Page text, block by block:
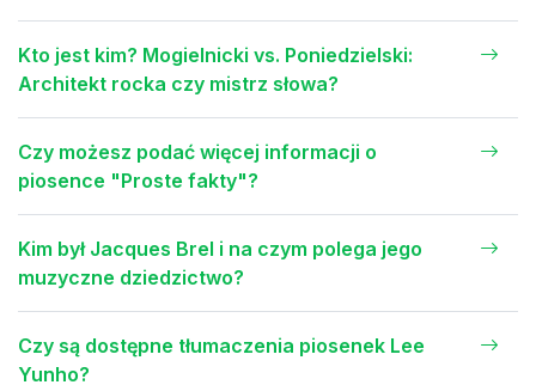
Kto jest kim? Mogielnicki vs. Poniedzielski:
Architekt rocka czy mistrz słowa?
Czy możesz podać więcej informacji o
piosence "Proste fakty"?
Kim był Jacques Brel i na czym polega jego
muzyczne dziedzictwo?
Czy są dostępne tłumaczenia piosenek Lee
Yunho?